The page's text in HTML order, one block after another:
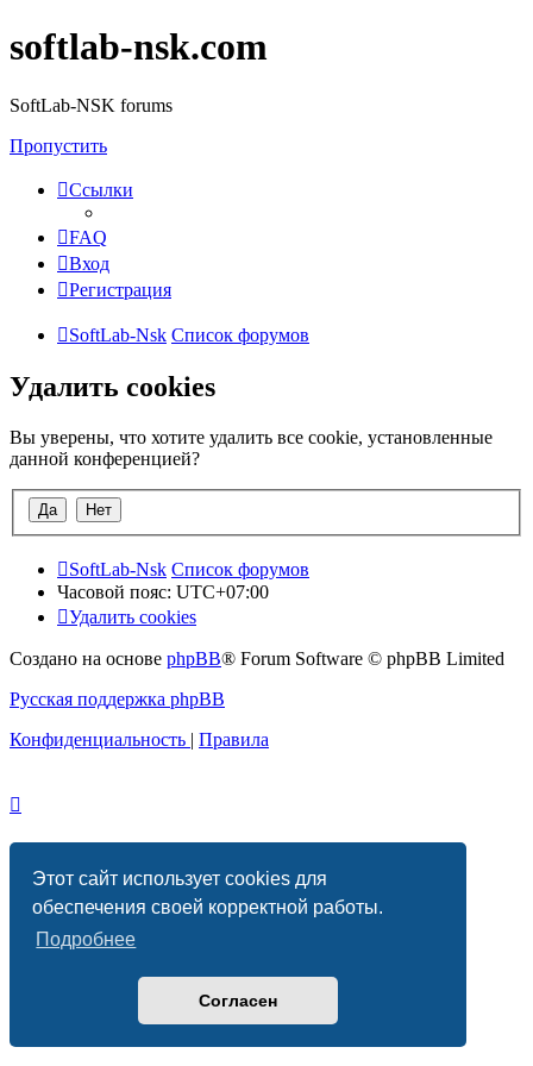
Этот сайт использует cookies для
обеспечения своей корректной работы.
Подробнее
Согласен
softlab-nsk.com
SoftLab-NSK forums
Пропустить
Ссылки
FAQ
Вход
Регистрация
SoftLab-Nsk Список форумов
Удалить cookies
Вы уверены, что хотите удалить все cookie, установленные
данной конференцией?
SoftLab-Nsk Список форумов
Часовой пояс: UTC+07:00
Удалить cookies
Создано на основе phpBB® Forum Software © phpBB Limited
Русская поддержка phpBB
Конфиденциальность | Правила